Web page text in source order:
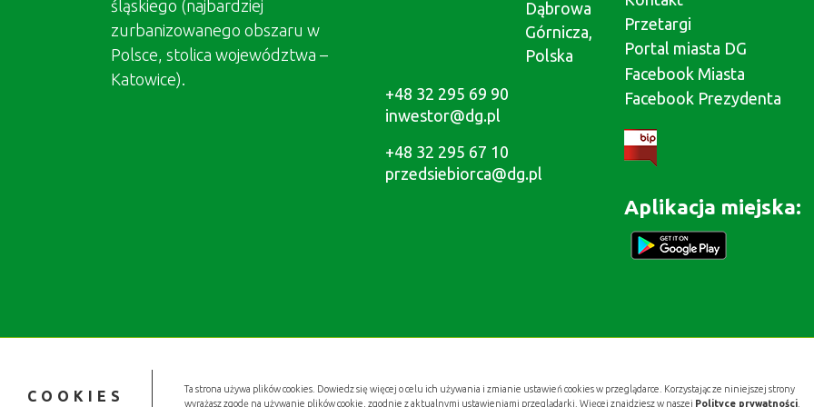
COOKIES
Ta strona używa plików cookies. Dowiedz się więcej o celu ich używania i zmianie ustawień cookies w przeglądarce. Korzystając ze niniejszej strony
wyrażasz zgodę na używanie plików cookie, zgodnie z aktualnymi ustawieniami przeglądarki. Więcej znajdziesz w naszej Polityce prywatności
śląskiego (najbardziej
zurbanizowanego obszaru w
Polsce, stolica województwa –
Katowice).
Dąbrowa
Górnicza,
Polska
+48 32 295 69 90
inwestor@dg.pl
+48 32 295 67 10
przedsiebiorca@dg.pl
Przetargi
Portal miasta DG
Facebook Miasta
Facebook Prezydenta
Aplikacja miejska: